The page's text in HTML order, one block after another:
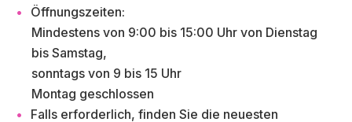
Öffnungszeiten:
Mindestens von 9:00 bis 15:00 Uhr von Dienstag
bis Samstag,
sonntags von 9 bis 15 Uhr
Montag geschlossen
Falls erforderlich, finden Sie die neuesten